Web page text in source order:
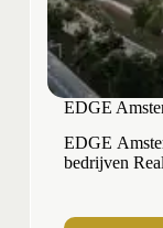
EDGE
EDGE
bedrijven
2021 Wat